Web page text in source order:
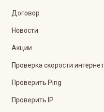
Договор
Новости
Акции
Проверка скорости
Проверить Ping
Проверить IP